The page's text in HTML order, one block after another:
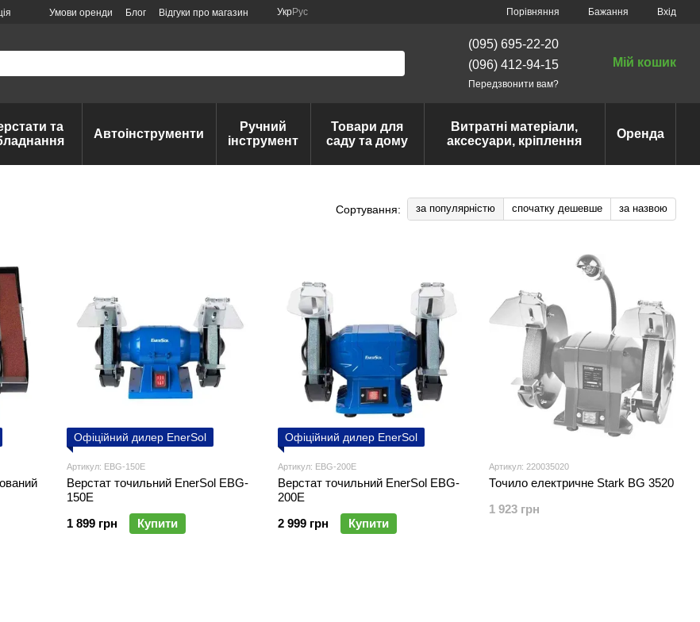
Умови оренди Блог Відгуки про магазин УкрРус Порівняння Бажання Вхід
(095) 695-22-20
(096) 412-94-15
Передзвонити вам?
Мій кошик
та
Автоінструменти
Ручний
інструмент
Товари для
саду та дому
Витратні матеріали,
аксесуари, кріплення
Оренда
Сортування: за популярністю спочатку дешевше за назвою
Офіційний дилер EnerSol
Артикул: EBG-150E
Верстат точильний EnerSol EBG-
150E
1 899 грн
Купити
Офіційний дилер EnerSol
Артикул: EBG-200E
Верстат точильний EnerSol EBG-
200E
2 999 грн
Купити
Артикул: 220035020
Точило електричне Stark BG 3520
1 923 грн